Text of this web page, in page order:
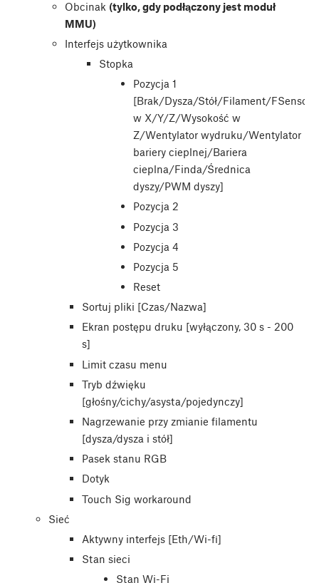
Obcinak (tylko, gdy podłączony jest moduł
MMU)
Interfejs użytkownika
Stopka
Pozycja 1
[Brak/Dysza/Stół/Filament/FSensor/
w X/Y/Z/Wysokość w
Z/Wentylator wydruku/Wentylator
bariery cieplnej/Bariera
cieplna/Finda/Średnica
dyszy/PWM dyszy]
Pozycja 2
Pozycja 3
Pozycja 4
Pozycja 5
Reset
Sortuj pliki [Czas/Nazwa]
Ekran postępu druku [wyłączony, 30 s - 200
s]
Limit czasu menu
Tryb dźwięku
[głośny/cichy/asysta/pojedynczy]
Nagrzewanie przy zmianie filamentu
[dysza/dysza i stół]
Pasek stanu RGB
Dotyk
Touch Sig workaround
Sieć
Aktywny interfejs [Eth/Wi-fi]
Stan sieci
Stan Wi-Fi